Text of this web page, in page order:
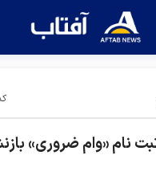
نام «وام ضروری»